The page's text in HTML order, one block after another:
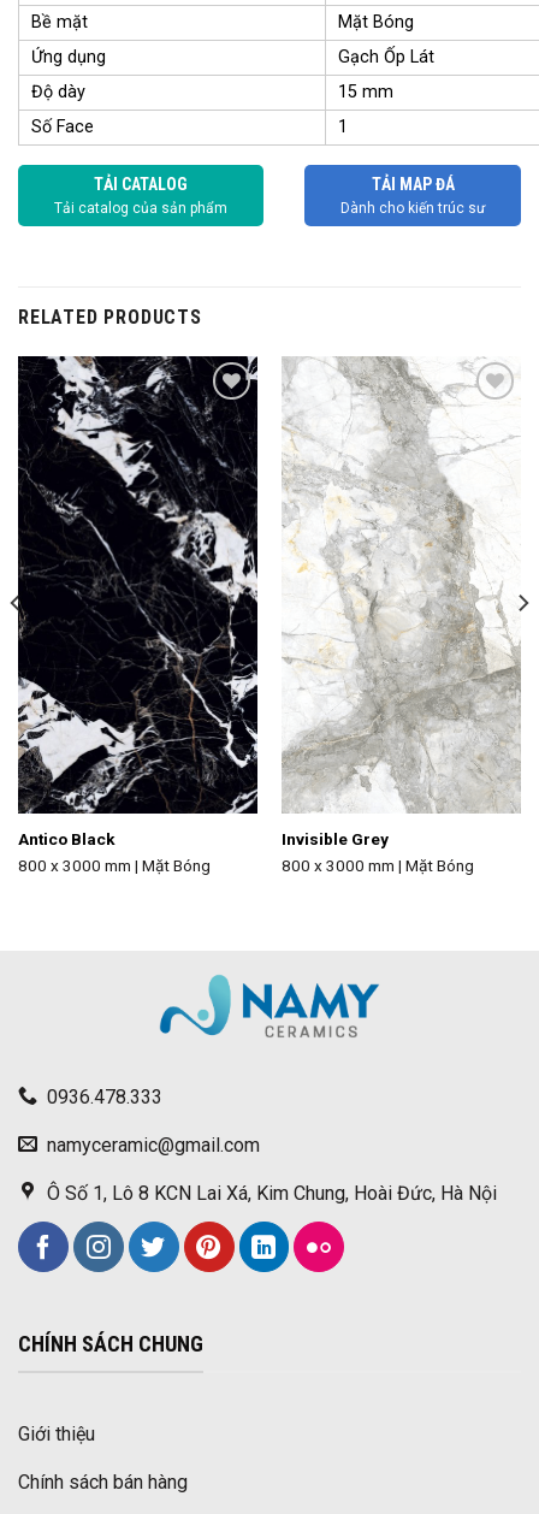
Bề mặt
Mặt Bóng
Ứng dụng
Gạch Ốp Lát
Độ dày
15 mm
Số Face
1
TẢI CATALOG
Tải catalog của sản phẩm
TẢI MAP ĐÁ
Dành cho kiến trúc sư
RELATED PRODUCTS
Add to
wishlist
Antico Black
800 x 3000 mm | Mặt Bóng
wishlist
Invisible Grey
800 x 3000 mm | Mặt Bóng
0936.478.333
namyceramic@gmail.com
Ô Số 1, Lô 8 KCN Lai Xá, Kim Chung, Hoài Đức, Hà Nội
CHÍNH SÁCH CHUNG
Giới thiệu
Chính sách bán hàng